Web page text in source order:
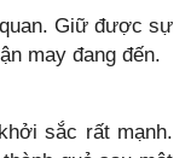
Giữ được sự
may đang đến.
sắc rất mạnh.